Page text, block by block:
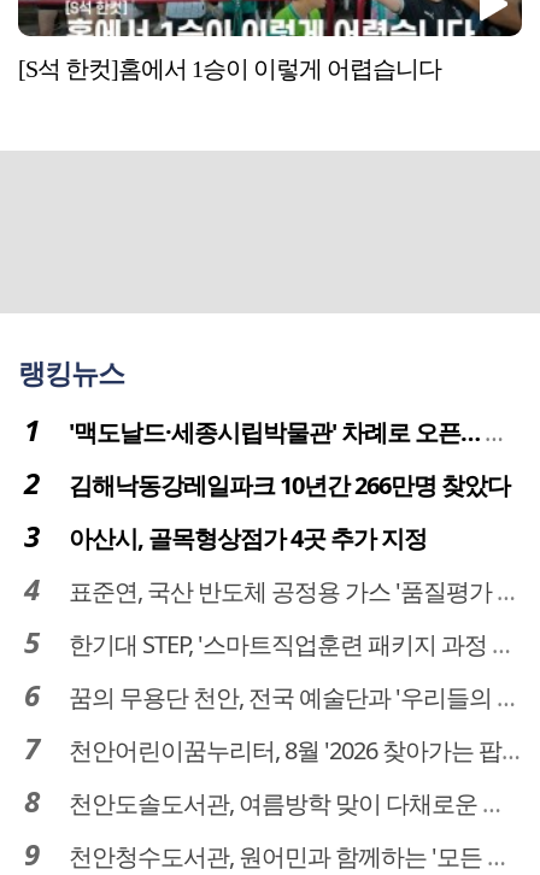
[S석 한컷]홈에서 1승이 이렇게 어렵습니다
랭킹뉴스
'맥도날드·세종시립박물관' 차례로 오픈… 고운동 정주여건 좋아진다
김해낙동강레일파크 10년간 266만명 찾았다
아산시, 골목형상점가 4곳 추가 지정
표준연, 국산 반도체 공정용 가스 '품질평가 체계' 구축
한기대 STEP, '스마트직업훈련 패키지 과정 3기' 모집
꿈의 무용단 천안, 전국 예술단과 '우리들의 하모니' 선보여
천안어린이꿈누리터, 8월 '2026 찾아가는 팝업놀이터' 운영
천안도솔도서관, 여름방학 맞이 다채로운 독서문화 프로그램 운영
천안청수도서관, 원어민과 함께하는 '모든 영어 모든 독서' 운영